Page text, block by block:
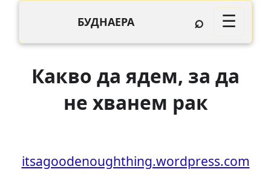
БУДНАЕРА ⌕ ☰
Какво да ядем, за да
не хванем рак
itsagoodenoughthing.wordpress.com